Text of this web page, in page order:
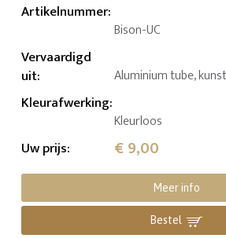
Artikelnummer:
Bison-UC
Vervaardigd
uit: Aluminium tube,
Kleurafwerking:
Kleurloos
Uw prijs: € 9,00
Meer info
Bestel